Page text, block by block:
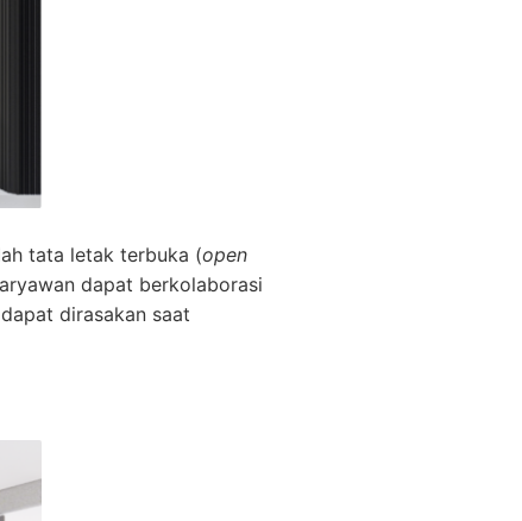
tata letak terbuka (open
dapat berkolaborasi
dirasakan saat